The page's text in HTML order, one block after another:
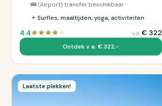
🚌(Airport) transfer beschikbaar
✦ Surfles, maaltijden, yoga, activiteiten
4.4 v.a. € 322
Ontdek v.a. € 322,-
Laatste plekken!